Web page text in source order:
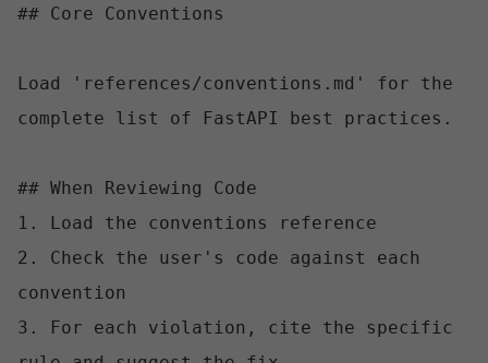
## Core Conventions
Load 'references/conventions.md' for the
complete list of FastAPI best practices.
## When Reviewing Code
1. Load the conventions reference
2. Check the user's code against each
convention
3. For each violation, cite the specific